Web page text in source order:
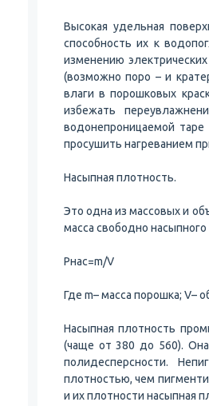
Высокая удельная
способность их к
изменению
(возможно поро – и
влаги в порошковых
избежать
водонепроницаемой
просушить нагреванием
Насыпная плотность.
Это одна из массовых и
масса свободно
Pнас=m/V
Где m– масса порошка; V–
Насыпная плотность
(чаще от 380 до 560). Она
полидесперсности.
плотностью, чем
и их плотности насыпная